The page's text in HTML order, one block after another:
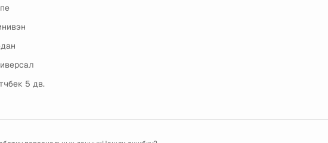
5 дв.